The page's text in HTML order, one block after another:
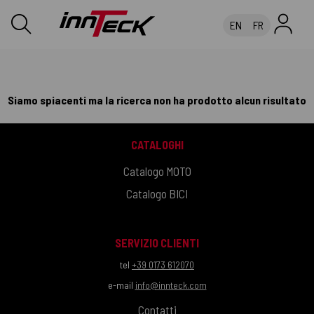
EN FR
Siamo spiacenti ma la ricerca non ha prodotto alcun risultato
CATALOGHI
Catalogo MOTO
Catalogo BICI
SERVIZIO CLIENTI
tel +39 0173 612070
e-mail info@innteck.com
Contatti